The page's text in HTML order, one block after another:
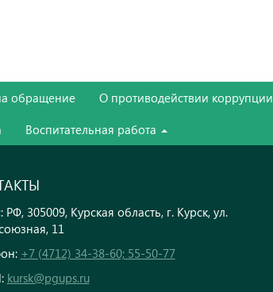
обращение О противодействии коррупции
Воспитательная работа
РФ, 305009, Курская область, г. Курск, ул.
11
+7 (4712) 34-38-60; 55-50-77
kursk@pgups.ru